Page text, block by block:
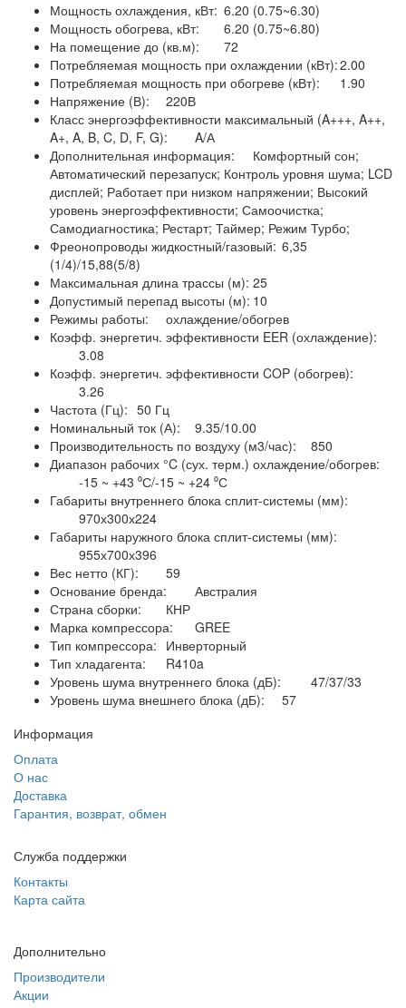
Мощность охлаждения, кВт: 6.20 (0.75~6.30)
Мощность обогрева, кВт:
6.20 (0.75~6.80)
На помещение до (кв.м):
72
Потребляемая мощность при охлаждении (кВт):2.00
Потребляемая мощность при обогреве (кВт):
1.90
Напряжение (В):
220В
Класс энергоэффективности максимальный (A+++, A++,
A+, A, B, C, D, F, G):
A/А
Дополнительная информация:
Комфортный сон;
Автоматический перезапуск; Контроль уровня шума; LCD
дисплей; Работает при низком напряжении; Высокий
уровень энергоэффективности; Самоочистка;
Самодиагностика; Рестарт; Таймер; Режим Турбо;
Фреонопроводы жидкостный/газовый: 6,35
(1/4)/15,88(5/8)
Максимальная длина трассы (м): 25
Допустимый перепад высоты (м): 10
Режимы работы:
охлаждение/обогрев
Коэфф. энергетич. эффективности EER (охлаждение):
3.08
Коэфф. энергетич. эффективности COP (обогрев):
3.26
Частота (Гц): 50 Гц
Номинальный ток (А):
9.35/10.00
Производительность по воздуху (м3/час):
850
Диапазон рабочих °C (сух. терм.) охлаждение/обогрев:
-15 ~ +43 ⁰С/-15 ~ +24 ⁰С
Габариты внутреннего блока сплит-системы (мм):
970х300х224
Габариты наружного блока сплит-системы (мм):
955х700х396
Вес нетто (КГ):
59
Основание бренда:
Австралия
Страна сборки:
КНР
Марка компрессора:
GREE
Тип компрессора: Инверторный
Тип хладагента:
R410a
Уровень шума внутреннего блока (дБ):
47/37/33
Уровень шума внешнего блока (дБ):
57
Информация
Оплата
О нас
Доставка
Гарантия, возврат, обмен
Служба поддержки
Контакты
Карта сайта
Дополнительно
Производители
Акции